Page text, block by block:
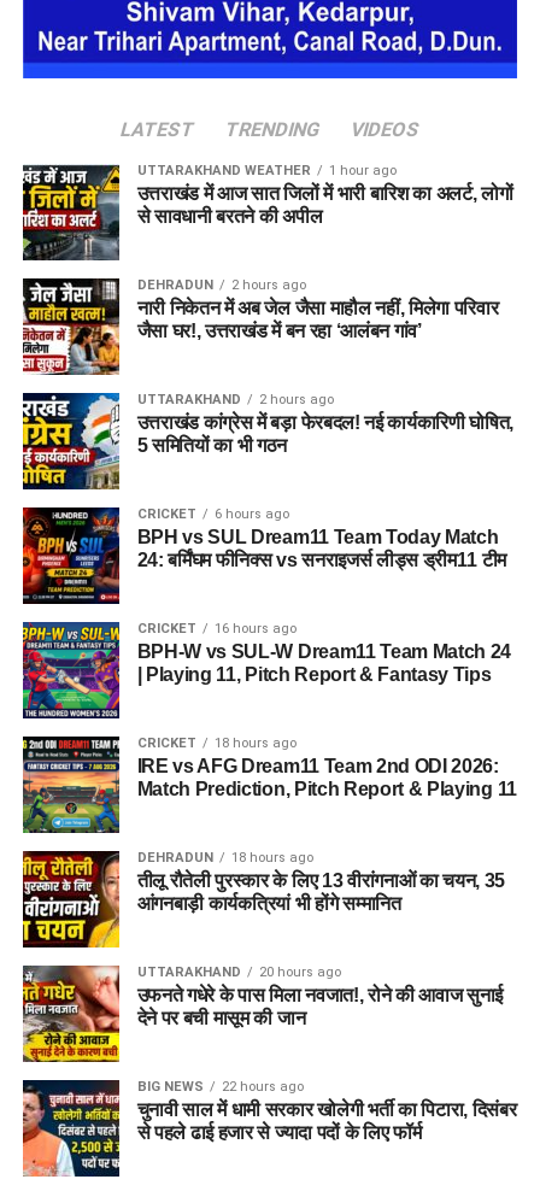
ग्रामीणों का कहना है कि सड़क की खराब स्थिति को लेकर कई बार लोक
निर्माण विभाग (PWD) और प्रशासन को अवगत कराया जा चुका है। इसके
स्थानीय लोगों का कहना है कि यह मार्ग प्रतिदिन सैकड़ों लोगों की
आवाजाही का मुख्य रास्ता है। स्कूली बच्चों, मरीजों, कर्मचारियों और
व्यापारियों सहित बड़ी संख्या में लोग इसी सड़क का उपयोग करते हैं।
क्षेत्रवासियों ने उठाई मरम्मत की मांग
क्षेत्रवासियों ने लोक निर्माण विभाग (PWD) और जिला प्रशासन से
चांटी मोटर मार्ग
की तत्काल मरम्मत कराने की मांग की है। उनका कहना है
कि यदि समय रहते सड़क की मरम्मत नहीं कराई गई तो बरसात के मौसम में
किसी बड़े हादसे से इनकार नहीं किया जा सकता।
LATEST TRENDING VIDEOS
UTTARAKHAND WEATHER 1 hour ago
उत्तराखंड में आज सात जिलों में भारी बारिश का अलर्ट, लोगों
से सावधानी बरतने की अपील
DEHRADUN 2 hours ago
नारी निकेतन में अब जेल जैसा माहौल नहीं, मिलेगा परिवार
जैसा घर!, उत्तराखंड में बन रहा ‘आलंबन गांव’
UTTARAKHAND 2 hours ago
उत्तराखंड कांग्रेस में बड़ा फेरबदल! नई कार्यकारिणी घोषित,
5 समितियों का भी गठन
CRICKET 6 hours ago
BPH vs SUL Dream11 Team Today Match
24: बर्मिंघम फीनिक्स vs सनराइजर्स लीड्स ड्रीम11 टीम
CRICKET 16 hours ago
BPH-W vs SUL-W Dream11 Team Match 24
| Playing 11, Pitch Report & Fantasy Tips
CRICKET 18 hours ago
IRE vs AFG Dream11 Team 2nd ODI 2026:
Match Prediction, Pitch Report & Playing 11
DEHRADUN 18 hours ago
तीलू रौतेली पुरस्कार के लिए 13 वीरांगनाओं का चयन, 35
आंगनबाड़ी कार्यकत्रियां भी होंगे सम्मानित
UTTARAKHAND 20 hours ago
उफनते गधेरे के पास मिला नवजात!, रोने की आवाज सुनाई
देने पर बची मासूम की जान
BIG NEWS 22 hours ago
चुनावी साल में धामी सरकार खोलेगी भर्ती का पिटारा, दिसंबर
से पहले ढाई हजार से ज्यादा पदों के लिए फॉर्म